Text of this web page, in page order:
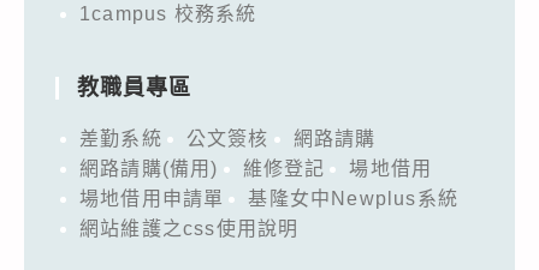
1campus 校務系統
教職員專區
差勤系統 公文簽核
網路請購
網路請購(備用)
維修登記
場地借用
場地借用申請單
基隆女中Newplus系統
網站維護之css使用說明